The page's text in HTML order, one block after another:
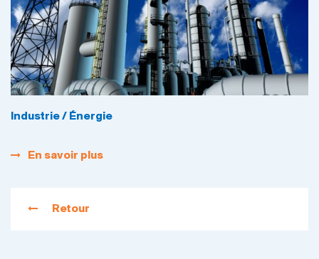
Industrie / Énergie
En savoir plus
Retour